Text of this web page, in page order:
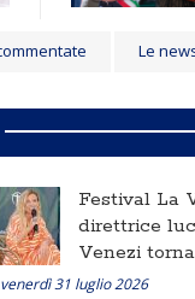
Le
Festival La
direttrice
Venezi
venerdì 31 luglio 2026